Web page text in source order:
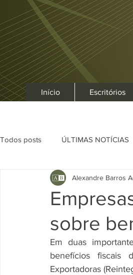
Início Escritórios
Todos posts ÚLTIMAS NOTÍCIAS
sobre
Alexandre Barros
Em duas
benefícios fiscais
Exportadoras